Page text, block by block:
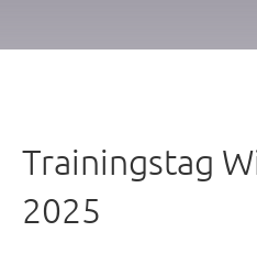
Trainingstag
2025